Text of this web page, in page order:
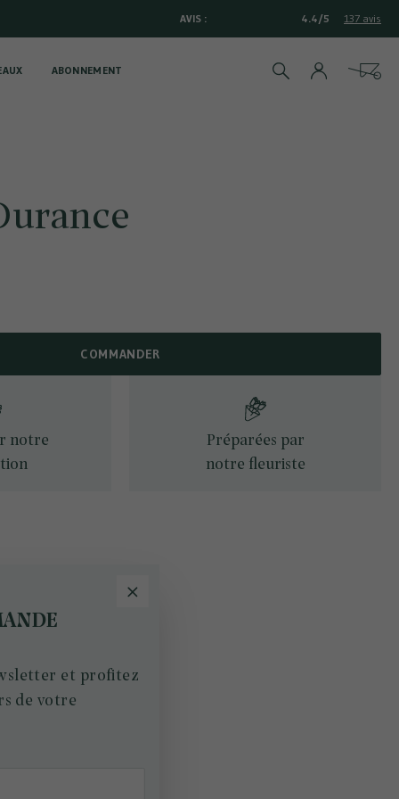
AVIS : 4.4/5 137 avis
ABONNEMENT RechercherCart
COMMANDER
notre
Préparées par
notre fleuriste
et profitez
de votre